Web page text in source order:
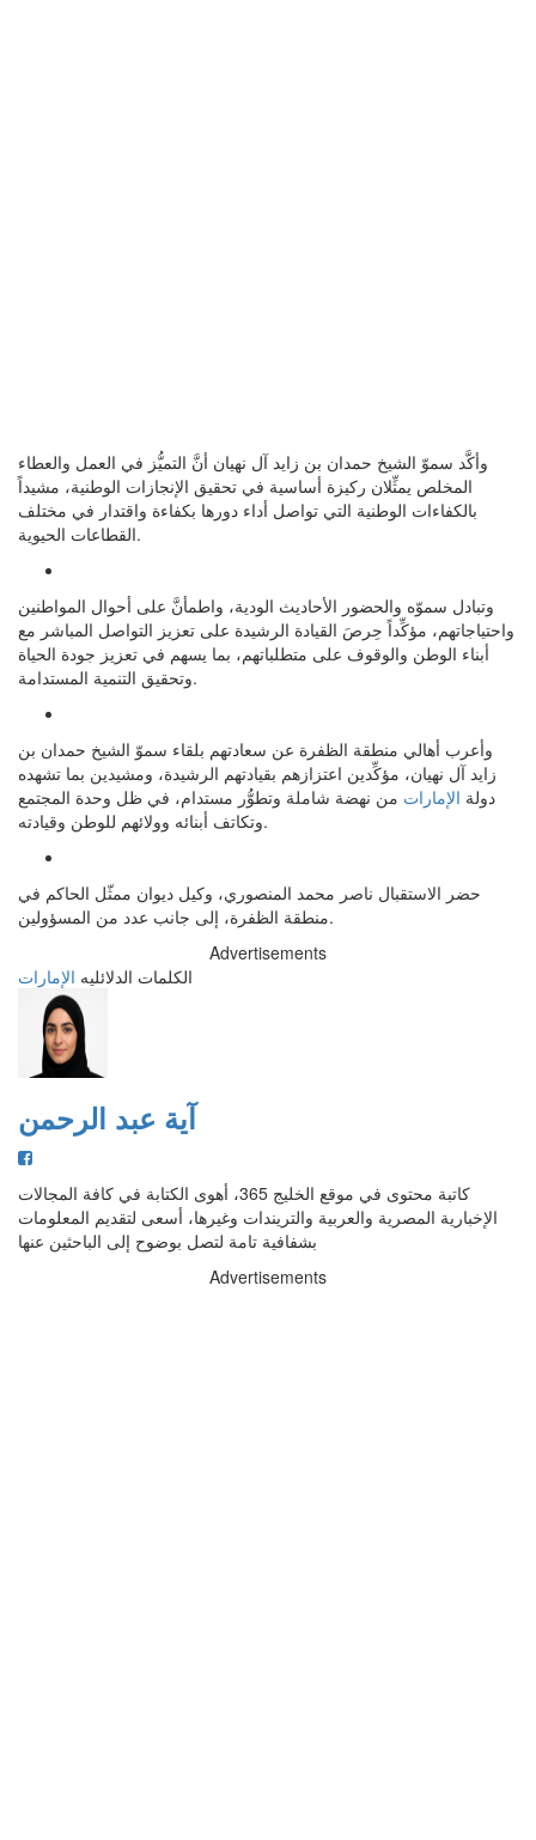
وأكَّد سموّ الشيخ حمدان بن زايد آل نهيان أنَّ التميُّز في العمل والعطاء
المخلص يمثِّلان ركيزة أساسية في تحقيق الإنجازات الوطنية، مشيداً
بالكفاءات الوطنية التي تواصل أداء دورها بكفاءة واقتدار في مختلف
القطاعات الحيوية.
وتبادل سموّه والحضور الأحاديث الودية، واطمأنَّ على أحوال المواطنين
واحتياجاتهم، مؤكِّداً حِرصَ القيادة الرشيدة على تعزيز التواصل المباشر مع
أبناء الوطن والوقوف على متطلباتهم، بما يسهم في تعزيز جودة الحياة
وتحقيق التنمية المستدامة.
وأعرب أهالي منطقة الظفرة عن سعادتهم بلقاء سموّ الشيخ حمدان بن
زايد آل نهيان، مؤكِّدين اعتزازهم بقيادتهم الرشيدة، ومشيدين بما تشهده
دولة الإمارات من نهضة شاملة وتطوُّر مستدام، في ظل وحدة المجتمع
وتكاتف أبنائه وولائهم للوطن وقيادته.
حضر الاستقبال ناصر محمد المنصوري، وكيل ديوان ممثّل الحاكم في
منطقة الظفرة، إلى جانب عدد من المسؤولين.
Advertisements
الكلمات الدلائليه الإمارات
آية عبد الرحمن
كاتبة محتوى في موقع الخليج 365، أهوى الكتابة في كافة المجالات
الإخبارية المصرية والعربية والتريندات وغيرها، أسعى لتقديم المعلومات
بشفافية تامة لتصل بوضوح إلى الباحثين عنها
Advertisements